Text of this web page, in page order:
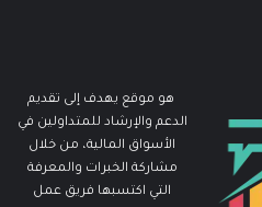
هو موقع يهدف إلى تقديم
الدعم والإرشاد للمتداولين في
الأسواق المالية، من خلال
مشاركة الخبرات والمعرفة
التي اكتسبها فريق عمل